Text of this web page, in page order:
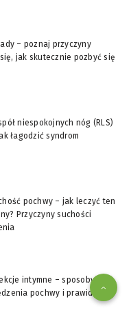
– poznaj przyczyny
jak skutecznie pozbyć się
niespokojnych nóg (RLS)
łagodzić syndrom
pochwy – jak leczyć ten
Przyczyny suchości
intymne – sposoby
pochwy i prawidłowa